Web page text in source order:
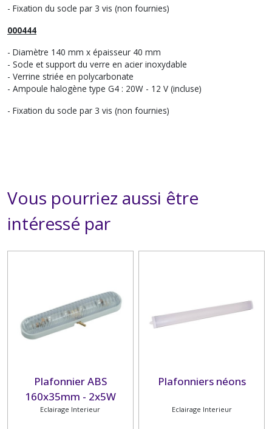
- Fixation du socle par 3 vis (non fournies)
000444
- Diamètre 140 mm x épaisseur 40 mm
- Socle et support du verre en acier inoxydable
- Verrine striée en polycarbonate
- Ampoule halogène type G4 : 20W - 12 V (incluse)
- Fixation du socle par 3 vis (non fournies)
Vous pourriez aussi être
intéressé par
Plafonnier ABS
160x35mm - 2x5W
Eclairage Interieur
Plafonniers néons
Eclairage Interieur